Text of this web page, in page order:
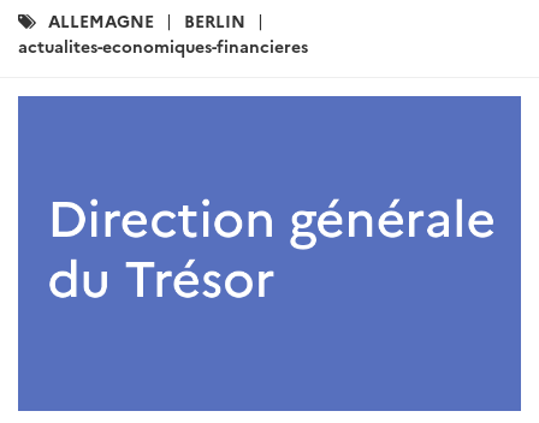
Catégories
:
ALLEMAGNE
BERLIN
actualites-economiques-financieres